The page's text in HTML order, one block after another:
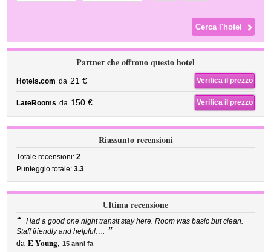
Partner che offrono questo hotel
Hotels.com da 21 € Verifica il prezzo
LateRooms da 150 € Verifica il prezzo
Riassunto recensioni
Totale recensioni:2
Punteggio totale:3.3
Ultima recensione
“ Had a good one night transit stay here. Room was basic but clean.
Staff friendly and helpful. ... ”
da E Young, 15 anni fa